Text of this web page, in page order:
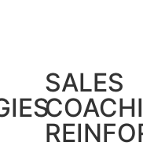
SALES